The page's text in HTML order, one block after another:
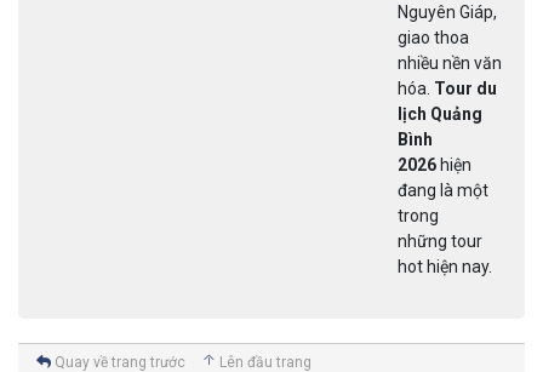
Nguyên Giáp,
giao thoa
nhiều nền văn
hóa. Tour du
lịch Quảng
Bình
2026 hiện
đang là một
trong
những tour
hot hiện nay.
Quay về trang trước Lên đầu trang